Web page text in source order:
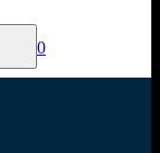
0